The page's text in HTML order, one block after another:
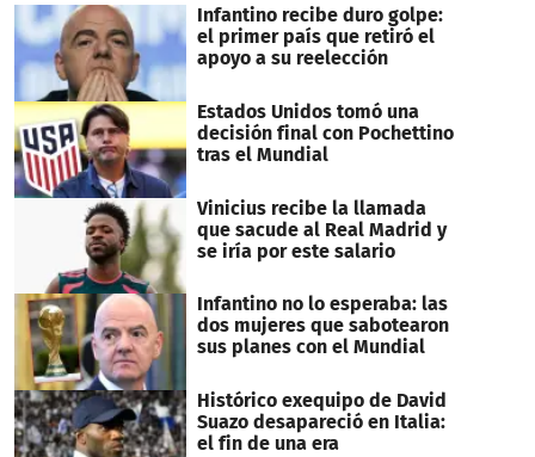
Infantino recibe duro golpe:
el primer país que retiró el
apoyo a su reelección
Estados Unidos tomó una
decisión final con Pochettino
tras el Mundial
Vinicius recibe la llamada
que sacude al Real Madrid y
se iría por este salario
Infantino no lo esperaba: las
dos mujeres que sabotearon
sus planes con el Mundial
Histórico exequipo de David
Suazo desapareció en Italia:
el fin de una era